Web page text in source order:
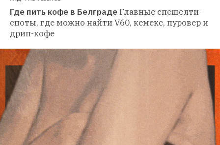
Где пить кофе в БелградеГлавные спешелти-
споты, где можно найти V60, кемекс, пуровер и
дрип-кофе